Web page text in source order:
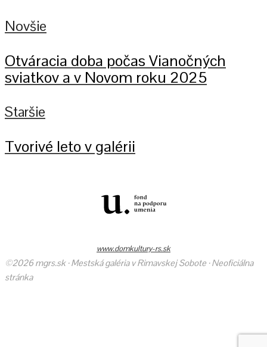
Novšie
Otváracia doba počas Vianočných
sviatkov a v Novom roku 2025
Staršie
Tvorivé leto v galérii
www.domkultury-rs.sk
©2026 mgrs.sk · Mestská galéria v Rimavskej Sobote · Neoficiálna
stránka